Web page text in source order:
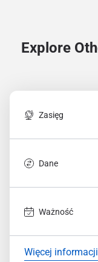
Explore
Zasięg
Dane
Ważność
Więcej informacji